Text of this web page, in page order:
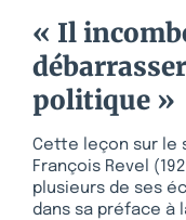
« Il
politique »
Cette leçon sur le
François Revel
plusieurs de ses
dans sa préface à